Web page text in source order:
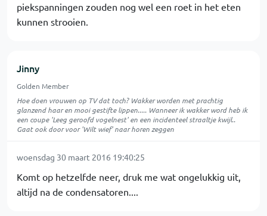
piekspanningen zouden nog wel een roet in het eten
kunnen strooien.
Jinny
Golden Member
Hoe doen vrouwen op TV dat toch? Wakker worden met prachtig
glanzend haar en mooi gestifte lippen..... Wanneer ik wakker word heb ik
een coupe 'Leeg geroofd vogelnest' en een incidenteel straaltje kwijl..
Gaat ook door voor 'Wilt wief' naar horen zeggen
woensdag 30 maart 2016 19:40:25
Komt op hetzelfde neer, druk me wat ongelukkig uit,
altijd na de condensatoren....